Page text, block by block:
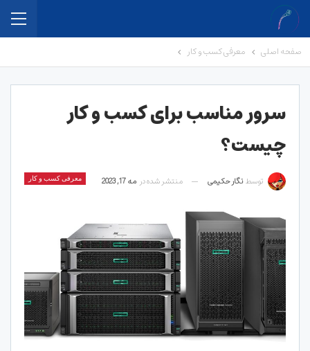
صفحه اصلی معرفی کسب و کار
سرور مناسب برای کسب و کار
چیست؟
معرفی کسب و کار توسط نگار حکیمی منتشر شده در مه 17, 2023